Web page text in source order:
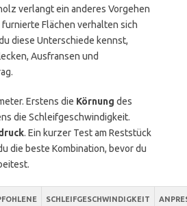
verlangt ein anderes Vorgehen
Flächen verhalten sich
diese Unterschiede kennst,
Ausfransen und
Erstens die Körnung des
die Schleifgeschwindigkeit.
. Ein kurzer Test am Reststück
die beste Kombination, bevor du
SCHLEIFGESCHWINDIGKEIT